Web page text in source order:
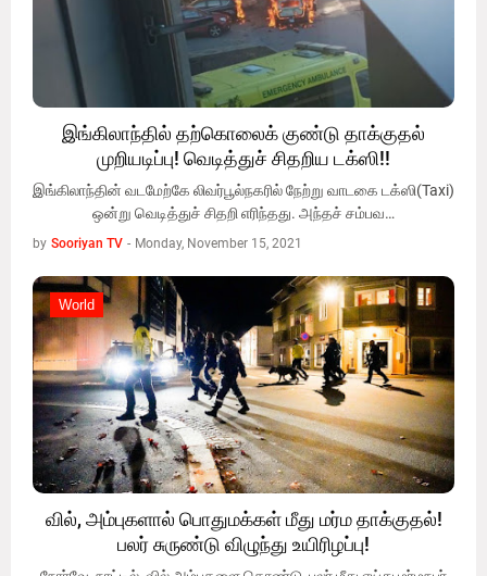
இங்கிலாந்தில் தற்கொலைக் குண்டு தாக்குதல்
முறியடிப்பு! வெடித்துச் சிதறிய டக்ஸி!!
இங்கிலாந்தின் வடமேற்கே லிவர்பூல்நகரில் நேற்று வாடகை டக்ஸி(Taxi)
ஒன்று வெடித்துச் சிதறி எரிந்தது. அந்தச் சம்பவ…
by Sooriyan TV - Monday, November 15, 2021
World
World
வில், அம்புகளால் பொதுமக்கள் மீது மர்ம தாக்குதல்!
பலர் சுருண்டு விழுந்து உயிரிழப்பு!